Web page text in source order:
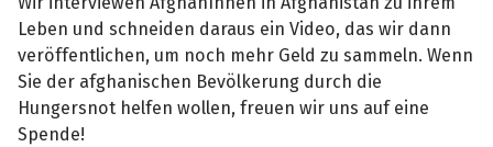
Leben und schneiden daraus ein Video, das wir dann
veröffentlichen, um noch mehr Geld zu sammeln. Wenn
Sie der afghanischen Bevölkerung durch die
Hungersnot helfen wollen, freuen wir uns auf eine
Spende!